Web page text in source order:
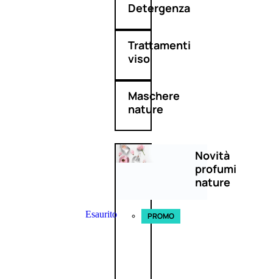
Detergenza
Trattamenti
viso
Maschere
nature
Novità
profumi
nature
Esaurito PROMO